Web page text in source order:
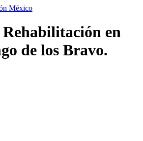
México
Rehabilitación en
de los Bravo.